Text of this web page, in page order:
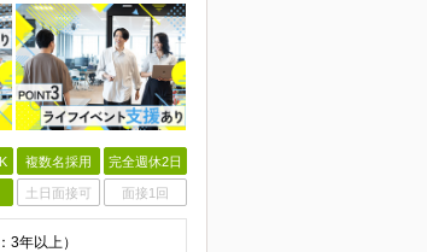
複数名採用 完全週休2日
土日面接可 面接1回
年以上）